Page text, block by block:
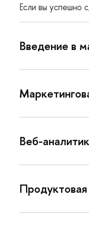
Если вы успешно
едение в
еб-